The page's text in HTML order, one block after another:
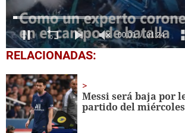
0
seconds
1
minute,
24
seconds
RELACIONADAS:
Messi será baja por
partido del